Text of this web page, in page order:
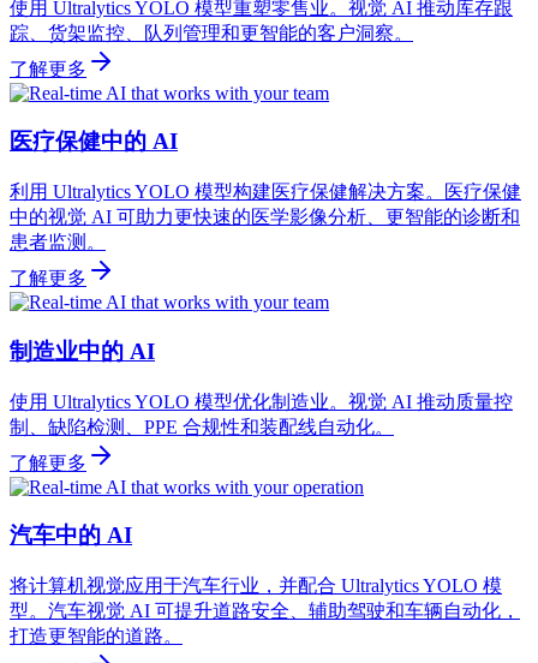
使用 Ultralytics YOLO 模型重塑零售业。视觉 AI 推动库存跟
踪、货架监控、队列管理和更智能的客户洞察。
了解更多
医疗保健中的 AI
利用 Ultralytics YOLO 模型构建医疗保健解决方案。医疗保健
中的视觉 AI 可助力更快速的医学影像分析、更智能的诊断和
患者监测。
了解更多
制造业中的 AI
使用 Ultralytics YOLO 模型优化制造业。视觉 AI 推动质量控
制、缺陷检测、PPE 合规性和装配线自动化。
了解更多
汽车中的 AI
将计算机视觉应用于汽车行业，并配合 Ultralytics YOLO 模
型。汽车视觉 AI 可提升道路安全、辅助驾驶和车辆自动化，
打造更智能的道路。